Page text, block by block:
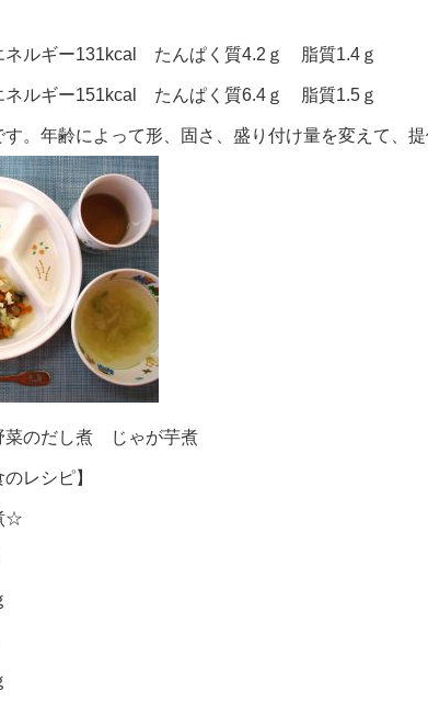
ネルギー131kcal たんぱく質4.2ｇ 脂質1.4ｇ
ネルギー151kcal たんぱく質6.4ｇ 脂質1.5ｇ
す。年齢によって形、固さ、盛り付け量を変えて、提
のだし煮 じゃが芋煮
レシピ】
☆